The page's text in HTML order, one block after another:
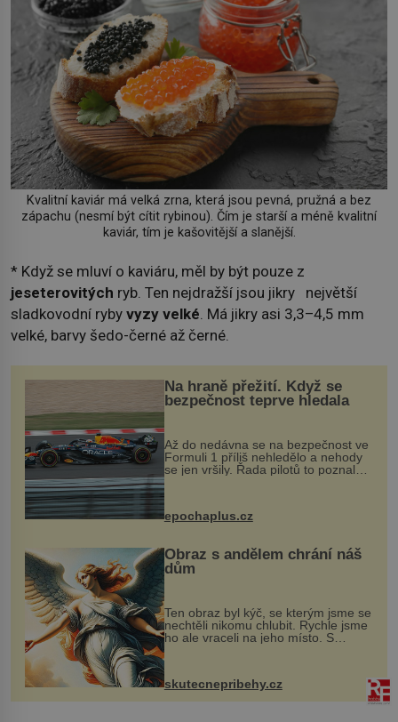
Kvalitní kaviár má velká zrna, která jsou pevná, pružná a bez
zápachu (nesmí být cítit rybinou). Čím je starší a méně kvalitní
kaviár, tím je kašovitější a slanější.
* Když se mluví o kaviáru, měl by být pouze z
jeseterovitých ryb. Ten nejdražší jsou jikry největší
sladkovodní ryby vyzy velké . Má jikry asi 3,3–4,5 mm
velké, barvy šedo-černé až černé.
Na hraně přežití. Když se
bezpečnost teprve hledala
Až do nedávna se na bezpečnost ve
Formuli 1 příliš nehledělo a nehody
se jen vršily. Řada pilotů to poznala
na vlastní kůži, často s trvalými
následky nebo bohužel i ztrátou
života. Dnes nepochopiteln...
epochaplus.cz
Obraz s andělem chrání náš
dům
Ten obraz byl kýč, se kterým jsme se
nechtěli nikomu chlubit. Rychle jsme
ho ale vraceli na jeho místo. S
manželem Vaškem jsme si pořídili
chaloupku, takový domek na severu
Čech, kde jsme si naplánova...
skutecnepribehy.cz